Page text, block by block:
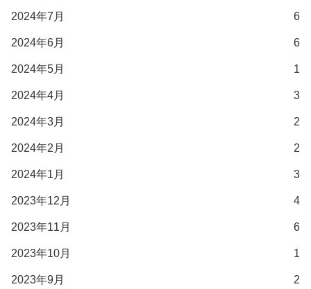
2024年7月 6
2024年6月 6
2024年5月 1
2024年4月 3
2024年3月 2
2024年2月 2
2024年1月 3
2023年12月 4
2023年11月 6
2023年10月 1
2023年9月 2